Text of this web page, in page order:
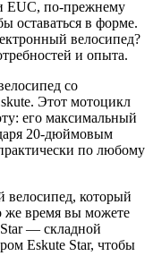
EUC, по-прежнему
оставаться в форме.
велосипед?
и опыта.
со
Этот мотоцикл
его максимальный
20-дюймовым
по любому
велосипед, который
же время вы можете
Star — складной
Eskute Star, чтобы